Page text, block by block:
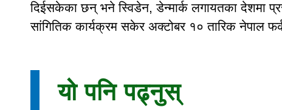
दिईसकेका छन् भने स्विडेन, डेन्मार्क लगायतका देशमा
सांगितिक कार्यक्रम सकेर अक्टोबर १० तारिक नेपाल
यो पनि पढ्नुस्